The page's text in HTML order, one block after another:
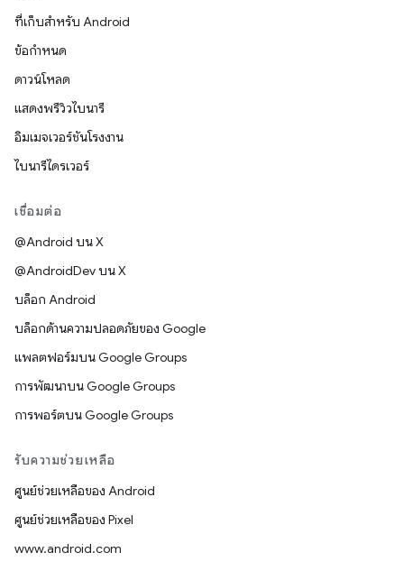
ที่เก็บสำหรับ Android
ข้อกำหนด
ดาวน์โหลด
แสดงพรีวิวไบนารี
อิมเมจเวอร์ชันโรงงาน
ไบนารีไดรเวอร์
เชื่อมต่อ
@Android บน X
@AndroidDev บน X
บล็อก Android
บล็อกด้านความปลอดภัยของ Google
แพลตฟอร์มบน Google Groups
การพัฒนาบน Google Groups
การพอร์ตบน Google Groups
รับความช่วยเหลือ
ศูนย์ช่วยเหลือของ Android
ศูนย์ช่วยเหลือของ Pixel
www.android.com